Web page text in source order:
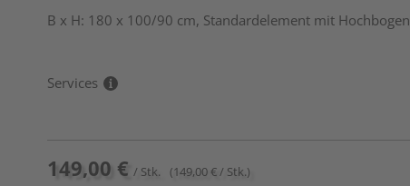
B x H: 180 x 100/90 cm, Standardelement mit Hochbogen
Services
149,00 € / Stk. (149,00 € / Stk.)